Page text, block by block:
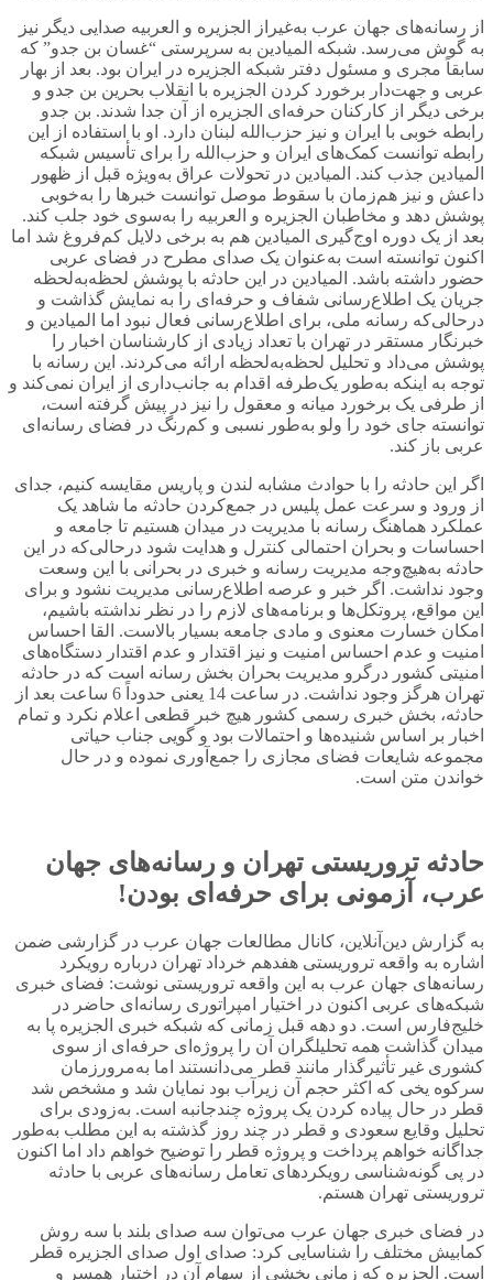
از رسانه‌های جهان عرب به‌غیراز الجزیره و العربیه صدایی دیگر نیز
به گوش می‌رسد. شبکه المیادین به سرپرستی “غسان بن جدو” که
سابقاً مجری و مسئول دفتر شبکه الجزیره در ایران بود. بعد از بهار
عربی و جهت‌دار برخورد کردن الجزیره با انقلاب بحرین بن جدو و
برخی دیگر از کارکنان حرفه‌ای الجزیره از آن جدا شدند. بن جدو
رابطه خوبی با ایران و نیز حزب‌الله لبنان دارد. او با استفاده از این
رابطه توانست کمک‌های ایران و حزب‌الله را برای تأسیس شبکه
المیادین جذب کند. المیادین در تحولات عراق به‌ویژه قبل از ظهور
داعش و نیز هم‌زمان با سقوط موصل توانست خبرها را به‌خوبی
پوشش دهد و مخاطبان الجزیره و العربیه را به‌سوی خود جلب کند.
بعد از یک دوره اوج‌گیری المیادین هم به برخی دلایل کم‌فروغ شد اما
اکنون توانسته است به‌عنوان یک صدای مطرح در فضای عربی
حضور داشته باشد. المیادین در این حادثه با پوشش لحظه‌به‌لحظه
جریان یک اطلاع‌رسانی شفاف و حرفه‌ای را به نمایش گذاشت و
درحالی‌که رسانه ملی، برای اطلاع‌رسانی فعال نبود اما المیادین و
خبرنگار مستقر در تهران با تعداد زیادی از کارشناسان اخبار را
پوشش می‌داد و تحلیل لحظه‌به‌لحظه ارائه می‌کردند. این رسانه با
توجه به اینکه به‌طور یک‌طرفه اقدام به جانب‌داری از ایران نمی‌کند و
از طرفی یک برخورد میانه و معقول را نیز در پیش گرفته است،
توانسته جای خود را ولو به‌طور نسبی و کم‌رنگ در فضای رسانه‌ای
عربی باز کند.
اگر این حادثه را با حوادث مشابه لندن و پاریس مقایسه کنیم، جدای
از ورود و سرعت عمل پلیس در جمع‌کردن حادثه ما شاهد یک
عملکرد هماهنگ رسانه با مدیریت در میدان هستیم تا جامعه و
احساسات و بحران احتمالی کنترل و هدایت شود درحالی‌که در این
حادثه به‌هیچ‌وجه مدیریت رسانه و خبری در بحرانی با این وسعت
وجود نداشت. اگر خبر و عرصه اطلاع‌رسانی مدیریت نشود و برای
این مواقع، پروتکل‌ها و برنامه‌های لازم را در نظر نداشته باشیم،
امکان خسارت معنوی و مادی جامعه بسیار بالاست. القا احساس
امنیت و عدم احساس امنیت و نیز اقتدار و عدم اقتدار دستگاه‌های
امنیتی کشور درگرو مدیریت بحران بخش رسانه است که در حادثه
تهران هرگز وجود نداشت. در ساعت 14 یعنی حدوداً 6 ساعت بعد از
حادثه، بخش خبری رسمی کشور هیچ خبر قطعی اعلام نکرد و تمام
اخبار بر اساس شنیده‌ها و احتمالات بود و گویی جناب حیاتی
مجموعه شایعات فضای مجازی را جمع‌آوری نموده و در حال
خواندن متن است.
حادثه تروریستی تهران و رسانه‌های جهان
عرب، آزمونی برای حرفه‌ای بودن!
به گزارش دین‌آنلاین، کانال مطالعات جهان عرب در گزارشی ضمن
اشاره به واقعه تروریستی هفدهم خرداد تهران درباره رویکرد
رسانه‌های جهان عرب به این واقعه تروریستی نوشت: فضای خبری
شبکه‌های عربی اکنون در اختیار امپراتوری رسانه‌ای حاضر در
خلیج‌فارس است. دو دهه قبل زمانی که شبکه خبری الجزیره پا به
میدان گذاشت همه تحلیلگران آن را پروژه‌ای حرفه‌ای از سوی
کشوری غیر تأثیرگذار مانند قطر می‌دانستند اما به‌مرورزمان
سرکوه یخی که اکثر حجم آن زیرآب بود نمایان شد و مشخص شد
قطر در حال پیاده کردن یک پروژه چندجانبه است. به‌زودی برای
تحلیل وقایع سعودی و قطر در چند روز گذشته به این مطلب به‌طور
جداگانه خواهم پرداخت و پروژه قطر را توضیح خواهم داد اما اکنون
در پی گونه‌شناسی رویکردهای تعامل رسانه‌های عربی با حادثه
تروریستی تهران هستم.
در فضای خبری جهان عرب می‌توان سه صدای بلند با سه روش
کمابیش مختلف را شناسایی کرد: صدای اول صدای الجزیره قطر
است. الجزیره که زمانی بخشی از سهام آن در اختیار همسر و